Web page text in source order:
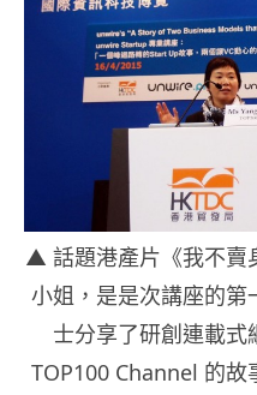
▲ 話題港產片《我不賣
小姐，是是次講座的第
士分享了研創連載式
TOP100 Channel 的故